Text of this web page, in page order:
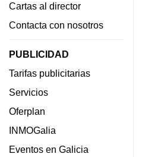
Cartas al director
Contacta con nosotros
PUBLICIDAD
Tarifas publicitarias
Servicios
Oferplan
INMOGalia
Eventos en Galicia